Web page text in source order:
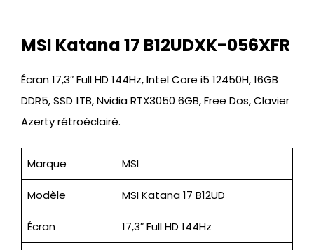
MSI Katana 17 B12UDXK-056XFR
Écran 17,3″ Full HD 144Hz, Intel Core i5 12450H, 16GB
DDR5, SSD 1TB, Nvidia RTX3050 6GB, Free Dos, Clavier
Azerty rétroéclairé.
Marque MSI
Modèle MSI Katana 17 B12UD
Écran 17,3″ Full HD 144Hz